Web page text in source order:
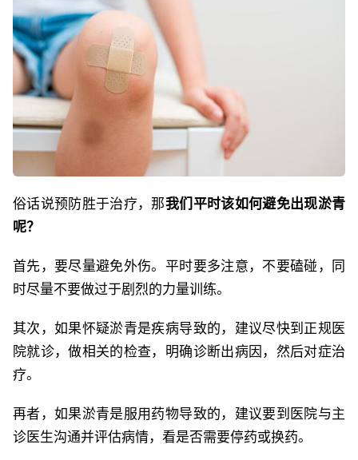
俗话说预防胜于治疗，那我们平时该如何避免出现淤青
呢？
首先，要尽量避免外伤。平时要多注意，不要磕碰，同
时尽量不要做过于剧烈的力量训练。
其次，如果怀疑淤青是疾病导致的，建议尽快到正规医
院就诊，做相关的检查，明确诊断出病因，然后对症治
疗。
再者，如果淤青是服用药物导致的，建议要到医院与主
诊医生沟通并评估病情，看是否需要停药或换药。